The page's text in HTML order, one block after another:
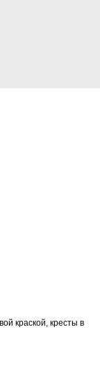
краской, кресты в